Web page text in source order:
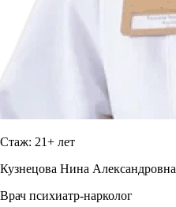
Стаж: 21+ лет
Кузнецова Нина Александровна
Врач психиатр-нарколог